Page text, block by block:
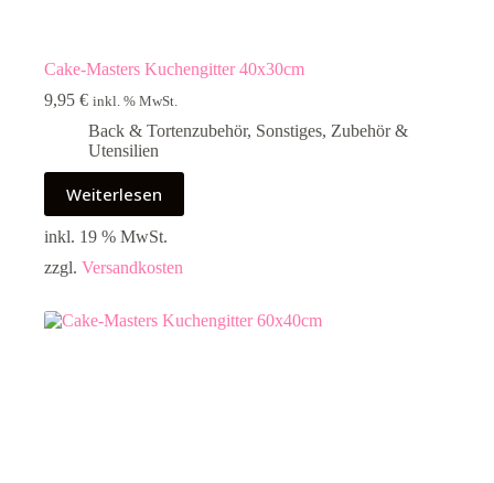
Cake-Masters Kuchengitter 40x30cm
9,95 € inkl. % MwSt.
Back & Tortenzubehör, Sonstiges, Zubehör &
Utensilien
Weiterlesen
inkl. 19 % MwSt.
zzgl. Versandkosten